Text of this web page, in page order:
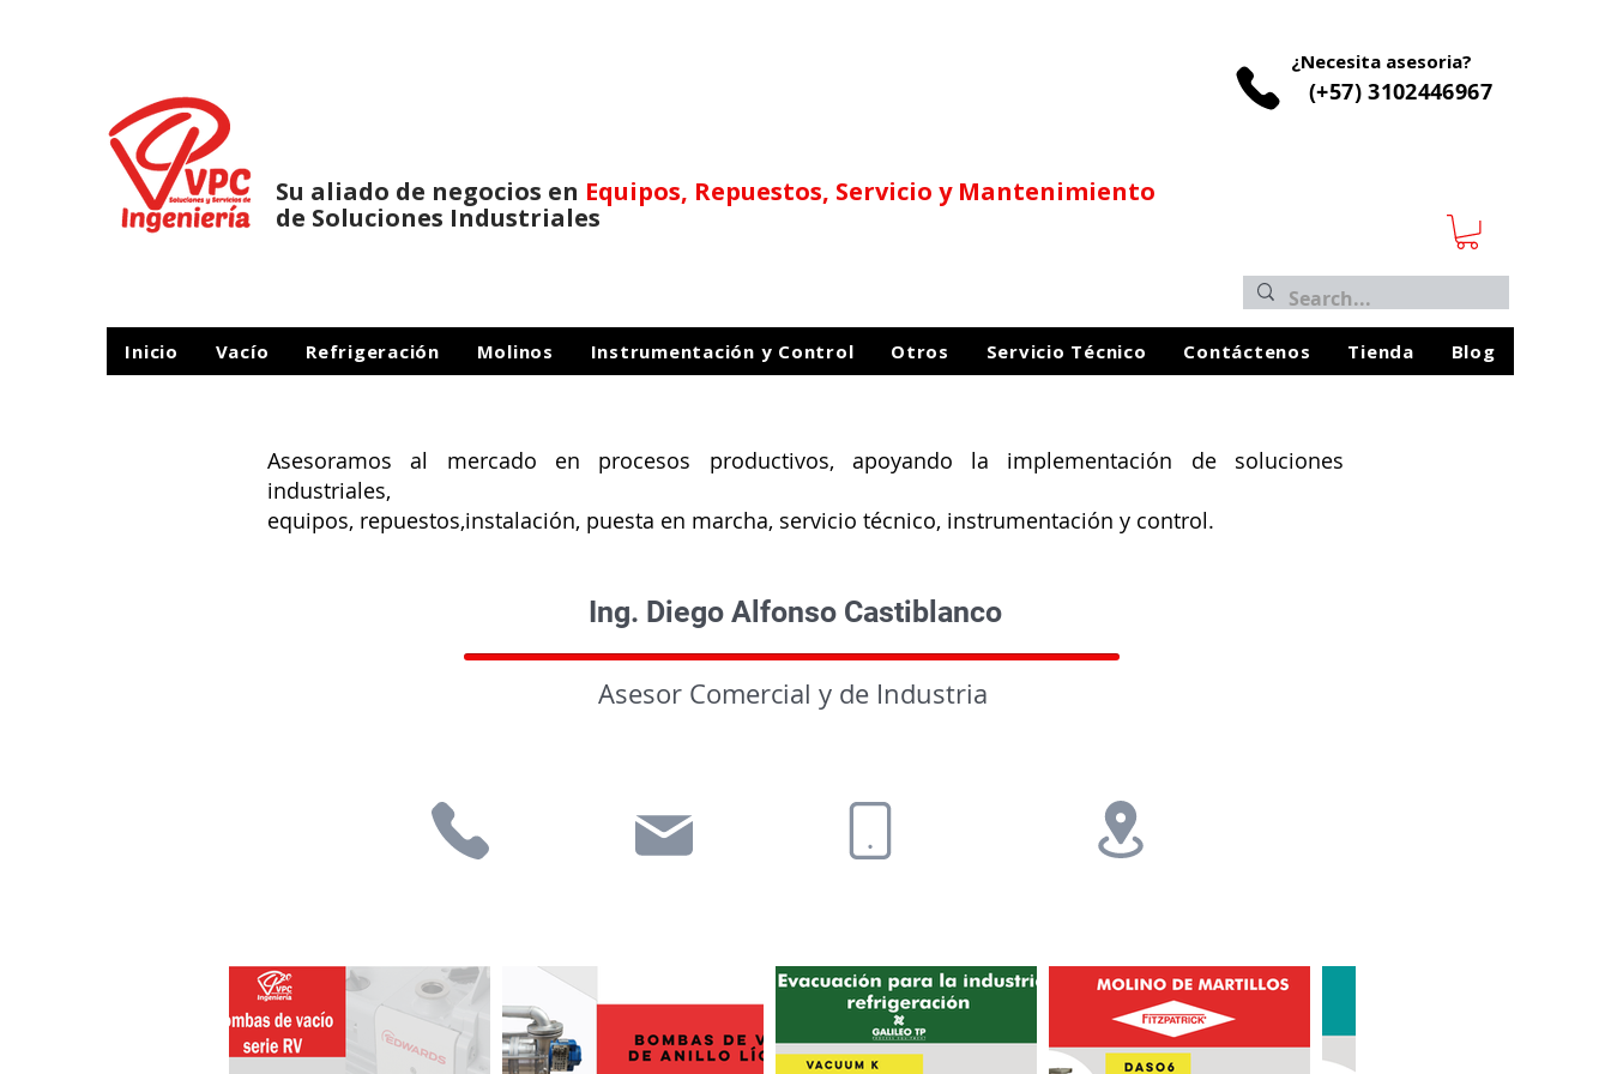
¿Necesita asesoria?
(+57) 3102446967
Su aliado de negocios en Equipos, Repuestos, Servicio y Mantenimiento
de Soluciones Industriales
Inicio Vacío Refrigeración Molinos Instrumentación y Control Otros Servicio Técnico Contáctenos Tienda Blog
Asesoramos al mercado en procesos productivos, apoyando la implementación de soluciones
industriales,
equipos, repuestos,instalación, puesta en marcha, servicio técnico, instrumentación y control.
Ing. Diego Alfonso Castiblanco
Asesor Comercial y de Industria